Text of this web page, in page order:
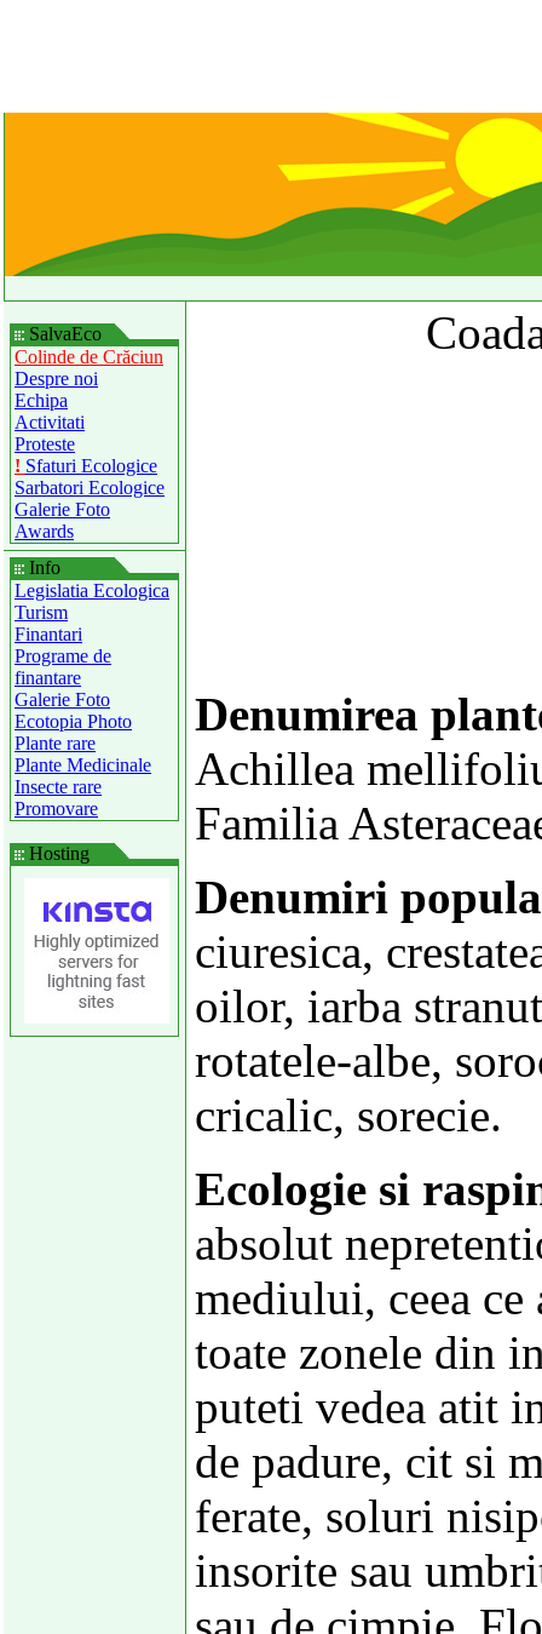
SalvaEco
Colinde de Crăciun
Despre noi
Echipa
Activitati
Proteste
! Sfaturi Ecologice
Sarbatori Ecologice
Galerie Foto
Awards
Info
Legislatia Ecologica
Turism
Finantari
Programe de
finantare
Galerie Foto
Ecotopia Photo
Plante rare
Plante Medicinale
Insecte rare
Promovare
Hosting
Denumirea
Achillea
Familia
Denumiri
ciuresica,
oilor, iarba
rotatele-albe,
cricalic, sorecie.
Ecologie si
absolut
mediului, ceea
toate zonele din
puteti vedea atit
de padure, cit si
ferate, soluri
insorite sau